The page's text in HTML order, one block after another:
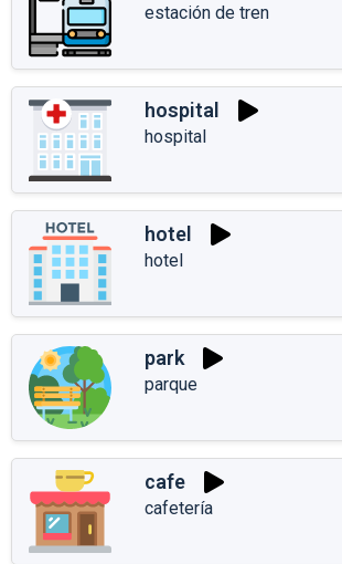
estación de tren
hospital
hospital
hotel
hotel
park
parque
cafe
cafetería